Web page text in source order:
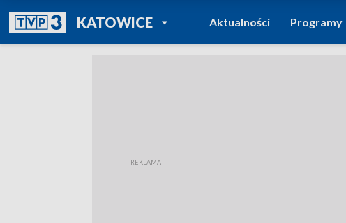
KATOWICEPOWRÓT DO
TVP REGIONY
Aktualności Programy